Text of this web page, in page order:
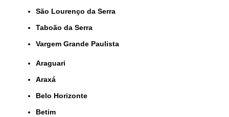
São Lourenço da Serra
Taboão da Serra
Vargem Grande Paulista
Araguari
Araxá
Belo Horizonte
Betim